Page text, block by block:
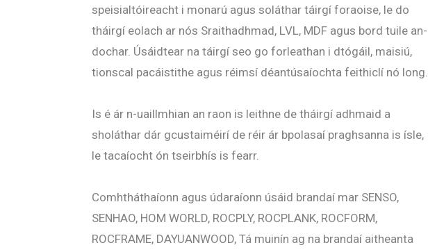
speisialtóireacht i monarú agus soláthar táirgí foraoise, le do
tháirgí eolach ar nós Sraithadhmad, LVL, MDF agus bord tuile an-
dochar. Úsáidtear na táirgí seo go forleathan i dtógáil, maisiú,
tionscal pacáistithe agus réimsí déantúsaíochta feithiclí nó long.
Is é ár n-uaillmhian an raon is leithne de tháirgí adhmaid a
sholáthar dár gcustaiméirí de réir ár bpolasaí praghsanna is ísle,
le tacaíocht ón tseirbhís is fearr.
Comhtháthaíonn agus údaraíonn úsáid brandaí mar SENSO,
SENHAO, HOM WORLD, ROCPLY, ROCPLANK, ROCFORM,
ROCFRAME, DAYUANWOOD, Tá muinín ag na brandaí aitheanta